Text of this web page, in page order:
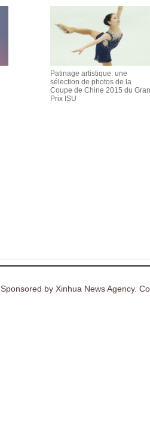
Patinage artistique: une
sélection de photos de la
Coupe de Chine 2015 du
Prix ISU
Sponsored by Xinhua News Agency.